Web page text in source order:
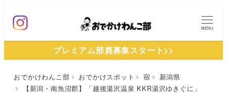
ン
MENU
プレミアム部員募集スタート>>
おでかけわんこ部 おでかけスポット 宿
新潟県
【新潟・南魚沼郡】「越後湯沢温泉 KKR湯沢ゆきぐに」